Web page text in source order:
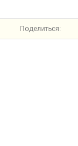
Поделиться: